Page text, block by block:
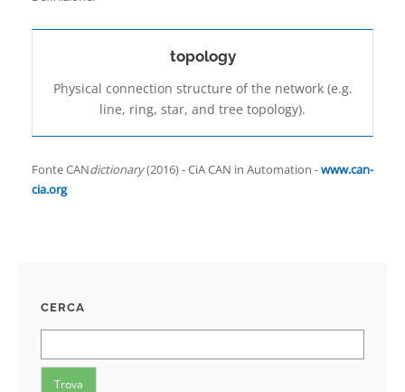
topology
Physical connection structure of the network (e.g.
line, ring, star, and tree topology).
Fonte CANdictionary(2016) - CiA CAN in Automation -www.can-
cia.org
CERCA